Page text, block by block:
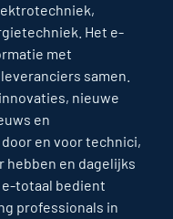
Het e-
met
samen.
nieuwe
en
en voor technici,
hebben en dagelijks
totaal bedient
professionals in